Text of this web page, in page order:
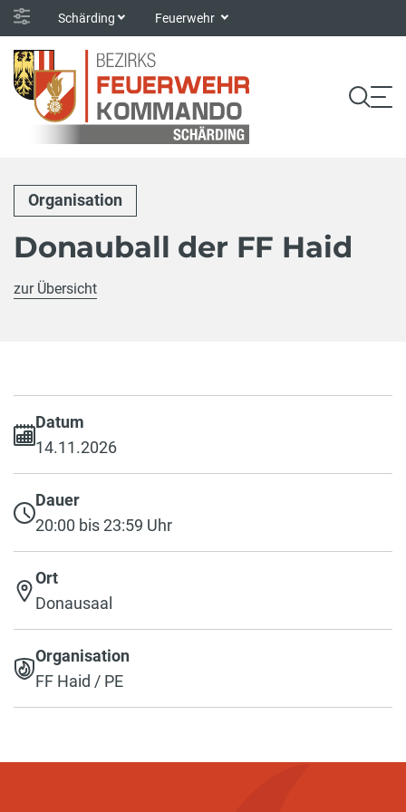
Schärding Feuerwehr
Organisation
Donauball der FF Haid
zur Übersicht
Datum
14.11.2026
Dauer
20:00 bis 23:59 Uhr
Ort
Donausaal
Organisation
FF Haid / PE